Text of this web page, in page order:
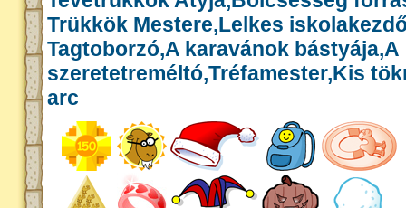
Trükkök Mestere,Lelkes
Tagtoborzó,A karavánok bástyája,A
szeretetreméltó,Tréfamester,Kis
arc